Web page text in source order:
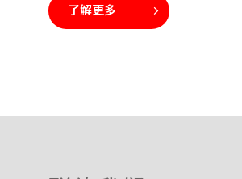
了解更多